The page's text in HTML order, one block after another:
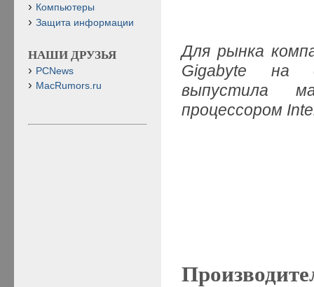
Для рынка
Gigabyte на
выпустила
процессором
Компьютеры
Защита информации
НАШИ ДРУЗЬЯ
PCNews
MacRumors.ru